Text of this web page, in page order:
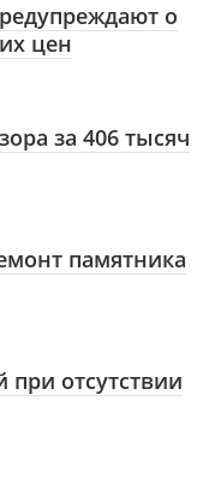
о
цен
за 406 тысяч
памятника
при отсутствии